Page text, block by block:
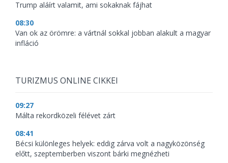
Trump aláírt valamit, ami sokaknak fájhat
08:30
Van ok az örömre: a vártnál sokkal jobban alakult a magyar
infláció
TURIZMUS ONLINE CIKKEI
09:27
Málta rekordközeli félévet zárt
08:41
Bécsi különleges helyek: eddig zárva volt a nagyközönség
előtt, szeptemberben viszont bárki megnézheti